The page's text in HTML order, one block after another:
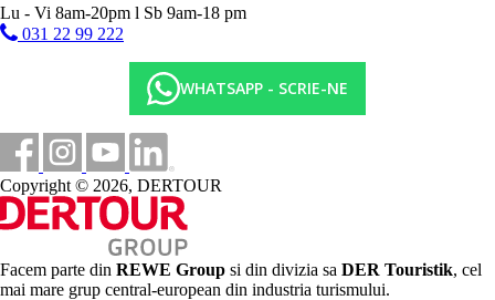
Lu - Vi 8am-20pm l Sb 9am-18 pm
031 22 99 222
WHATSAPP - SCRIE-NE
Copyright © 2026, DERTOUR
Facem parte din REWE Group si din divizia sa DER Touristik, cel
mai mare grup central-european din industria turismului.